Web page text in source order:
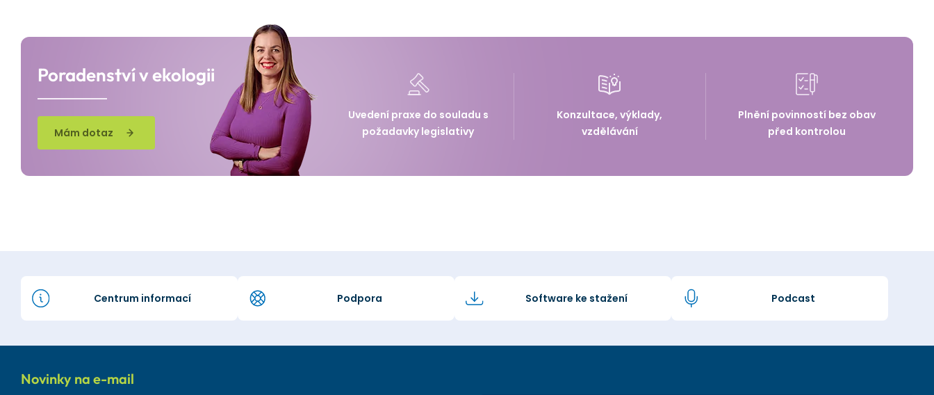
Poradenství v ekologii
Mám dotaz
Uvedení praxe do souladu s
požadavky legislativy
Konzultace, výklady,
vzdělávání
Plnění povinností bez obav
před kontrolou
Centrum informací Podpora Software ke stažení Podcast
Novinky na e-mail